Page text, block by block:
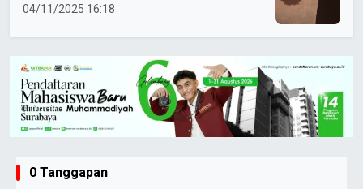
04/11/2025 16:18
0 Tanggapan